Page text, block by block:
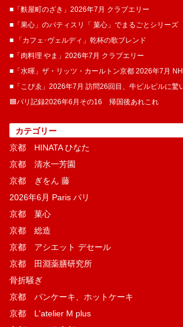
■「麩屋町のざき」2026年7月 クラブエリー
■「果心」のパティスリ「 菓​心」でまるごとシリーズ
■ 「カフェ･ヴェルディ」乾杯の歌ブレンド
■「肉料理 やま」2026年7月 クラブエリー
■「水暉」ザ・リッツ・カールトン京都 2026年7月
■「こぴゑ」2026年7月 訪問26回目、牛ピルピルに驚
🟦パリ記録2026年6月その16 帰国後あれこれ
カテゴリー
京都 HINATA ひなた
京都 清水一芳園
京都 ぎをん 藤
2026年6月 Paris パリ
京都 菓​心
京都 総造
京都 アシエット デセール
京都 田淵薬膳研究所
骨折騒ぎ
京都 パンケーキ、ホットケーキ
京都 L'atelier M plus